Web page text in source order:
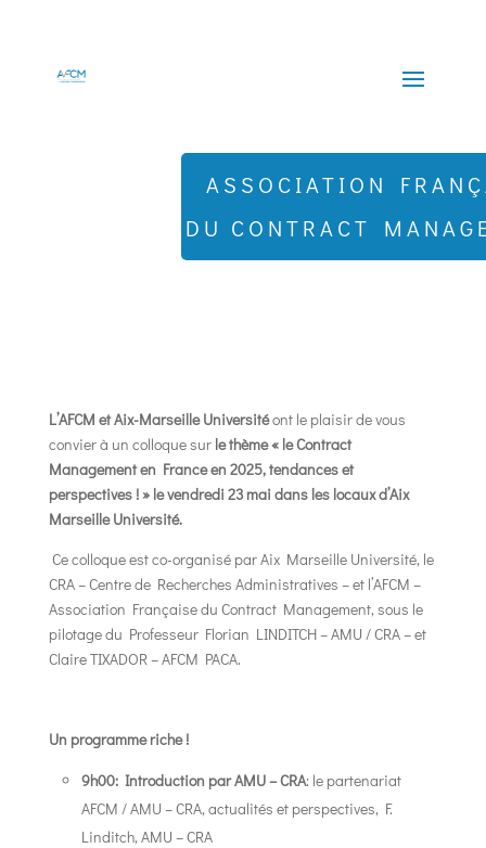
ASSOCIATION
DU CONTRACT
L’AFCM et Aix-Marseille Universitéont le plaisir de vous
convier à un colloque surle thème « le Contract
Management en France en 2025, tendances et
perspectives ! » le vendredi 23 mai dans les locaux d’Aix
Marseille Université.
Ce colloque est co-organisé par Aix Marseille Université, le
CRA – Centre de Recherches Administratives – et l’AFCM –
Association Française du Contract Management, sous le
pilotage du Professeur Florian LINDITCH – AMU / CRA – et
Claire TIXADOR – AFCM PACA.
Un programme riche !
9h00: Introduction par AMU – CRA: le partenariat
AFCM / AMU – CRA, actualités et perspectives, F.
Linditch, AMU – CRA